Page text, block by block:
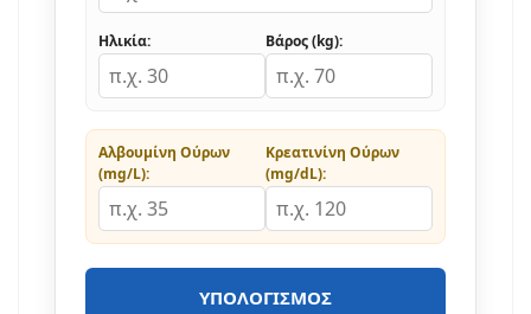
Ηλικία: Βάρος (kg):
Αλβουμίνη Ούρων
(mg/L):
Κρεατινίνη Ούρων
(mg/dL):
ΥΠΟΛΟΓΙΣΜΌΣ